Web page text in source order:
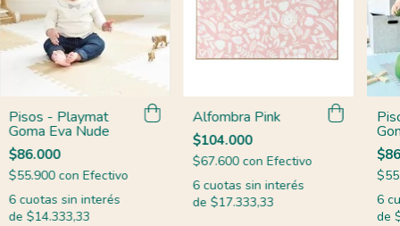
Pisos - Playmat
Goma Eva Nude
$86.000
$55.900 con Efectivo
6 cuotas sin interés
de $14.333,33
Alfombra Pink
$104.000
$67.600 con Efectivo
6 cuotas sin interés
de $17.333,33
6
de